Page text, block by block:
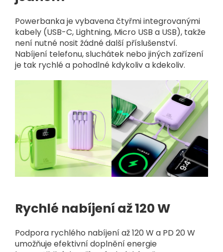
Powerbanka je vybavena čtyřmi integrovanými
kabely (USB-C, Lightning, Micro USB a USB), takže
není nutné nosit žádné další příslušenství.
Nabíjení telefonu, sluchátek nebo jiných zařízení
je tak rychlé a pohodlné kdykoliv a kdekoliv.
Rychlé nabíjení až 120 W
Podpora rychlého nabíjení až 120 W a PD 20 W
umožňuje efektivní doplnění energie